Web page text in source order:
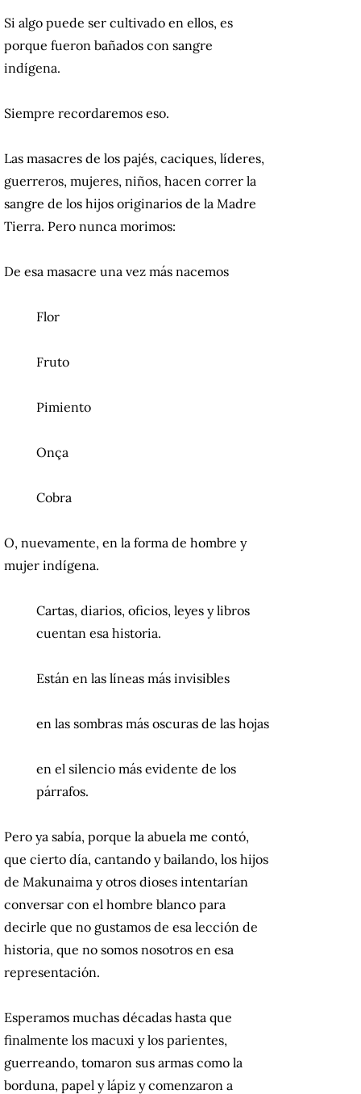
Si algo puede ser cultivado en ellos, es
porque fueron bañados con sangre
indígena.
Siempre recordaremos eso.
Las masacres de los pajés, caciques, líderes,
guerreros, mujeres, niños, hacen correr la
sangre de los hijos originarios de la Madre
Tierra. Pero nunca morimos:
De esa masacre una vez más nacemos
Flor
Fruto
Pimiento
Onça
Cobra
O, nuevamente, en la forma de hombre y
mujer indígena.
Cartas, diarios, oficios, leyes y libros
cuentan esa historia.
Están en las líneas más invisibles
en las sombras más oscuras de las hojas
en el silencio más evidente de los
párrafos.
Pero ya sabía, porque la abuela me contó,
que cierto día, cantando y bailando, los hijos
de Makunaima y otros dioses intentarían
conversar con el hombre blanco para
decirle que no gustamos de esa lección de
historia, que no somos nosotros en esa
representación.
Esperamos muchas décadas hasta que
finalmente los macuxi y los parientes,
guerreando, tomaron sus armas como la
borduna, papel y lápiz y comenzaron a